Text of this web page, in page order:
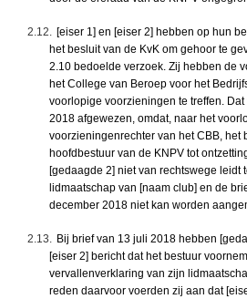
2.12. [eiser 1] en [eiser 2] hebben op hun
het besluit van de KvK om gehoor te
2.10 bedoelde verzoek. Zij hebben de
het College van Beroep voor het
voorlopige voorzieningen te treffen.
2018 afgewezen, omdat, naar het
voorzieningenrechter van het CBB, het
hoofdbestuur van de KNPV tot
[gedaagde 2] niet van rechtswege leidt
lidmaatschap van [naam club] en de
december 2018 niet kan worden
2.13. Bij brief van 13 juli 2018 hebben
[eiser 2] bericht dat het bestuur
vervallenverklaring van zijn
reden daarvoor voerden zij aan dat